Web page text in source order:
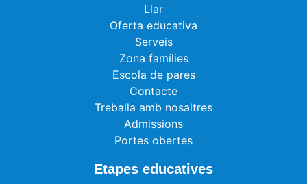
Llar
Oferta educativa
Serveis
Zona famílies
Escola de pares
Contacte
Treballa amb nosaltres
Admissions
Portes obertes
Etapes educatives